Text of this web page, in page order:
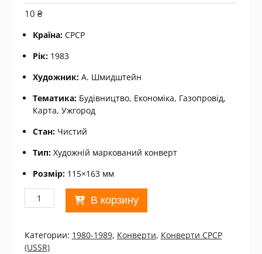
10 ₴
Країна:СРСР
Рік:1983
Художник:А. Шмидштейн
Тематика:Будівництво, Економіка, Газопровід,
Карта, Ужгород
Стан:Чистий
Тип:Художній маркований конверт
Розмір:115×163 мм
Количество
товара
СРСР
1983.
В корзину
Категории: 1980-1989, Конверти, Конверти СРСР
(USSR)